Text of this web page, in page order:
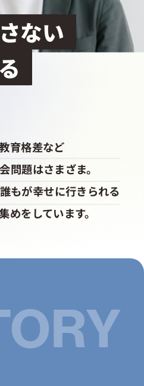
ない
育格差など
問題はさまざま。
もが幸せに行きられる
めをしています。